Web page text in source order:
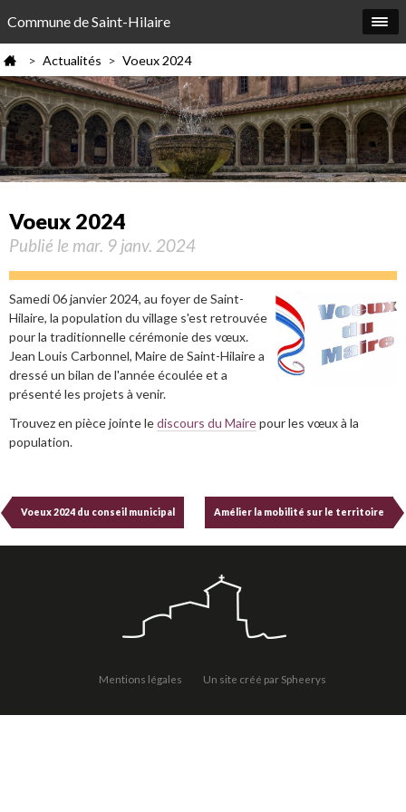
Commune de Saint-Hilaire
> Actualités > Voeux 2024
Voeux 2024
Publié le mar. 9 janv. 2024
Samedi 06 janvier 2024, au foyer de Saint-
Hilaire, la population du village s'est retrouvée
pour la traditionnelle cérémonie des vœux.
Jean Louis Carbonnel, Maire de Saint-Hilaire a
dressé un bilan de l'année écoulée et a
présenté les projets à venir.
Trouvez en pièce jointe lediscours du Mairepour les vœux à la
population.
Voeux 2024 du conseil municipal Amélier la mobilité sur le territoire
Mentions légales Un site créé par Spheerys